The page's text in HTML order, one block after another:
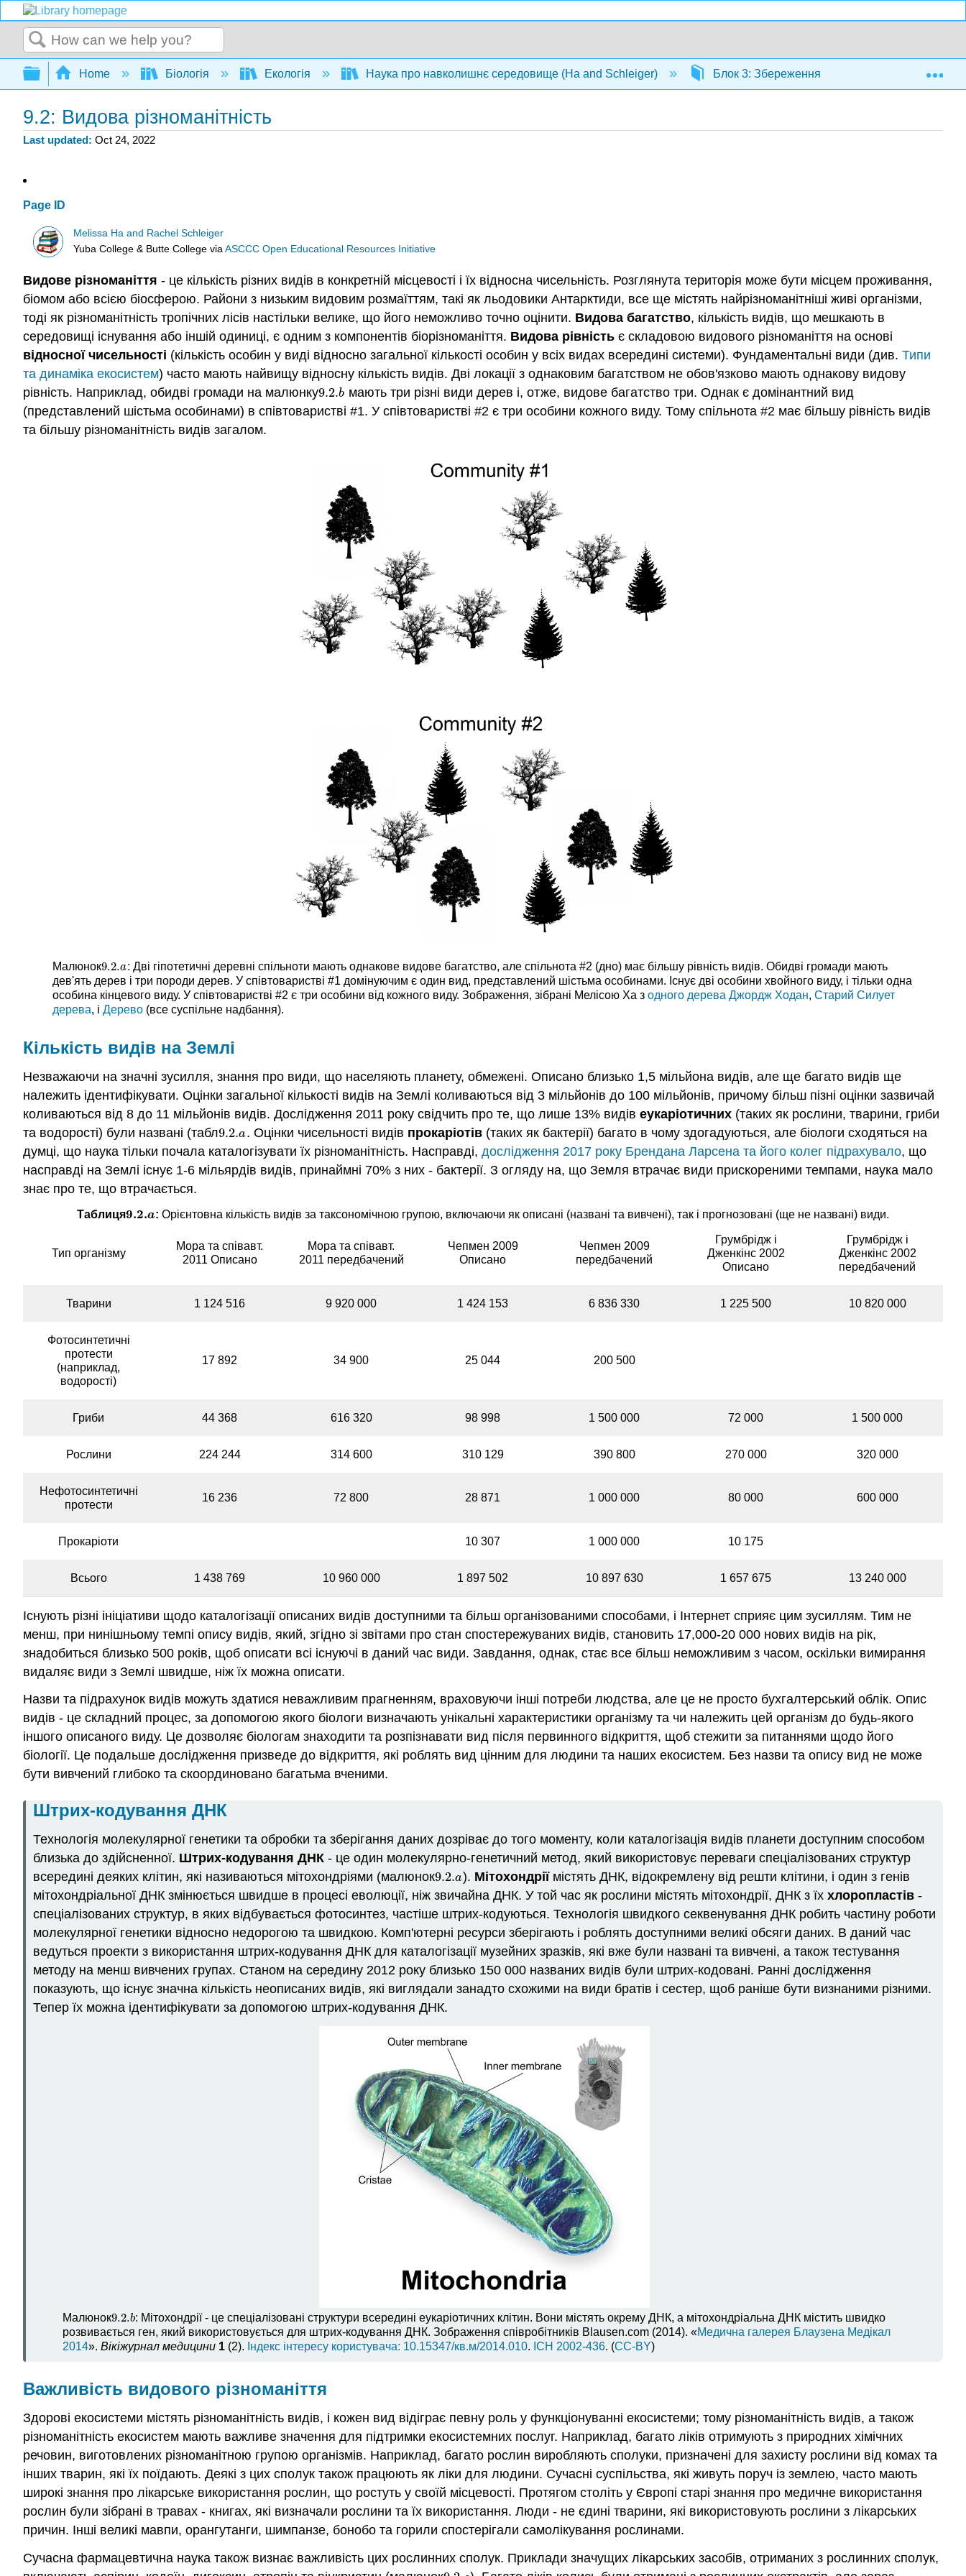
Search
Expand/collapse global hierarchy
Home Біологія Екологія Наука про навколишнє середовище (Ha and Schleiger) Блок 3: Збереження 9: Цінність
9.2: Видова різноманітність
Last updated Oct 24, 2022
Page ID
Melissa Ha and Rachel Schleiger
Yuba College & Butte Collegevia ASCCC Open Educational Resources Initiative
Видове різноманіття - це кількість різних видів в конкретній місцевості і їх відносна чисельність. Розглянута територія може бути місцем проживання,
біомом або всією біосферою. Райони з низьким видовим розмаїттям, такі як льодовики Антарктиди, все ще містять найрізноманітніші живі організми,
тоді як різноманітність тропічних лісів настільки велике, що його неможливо точно оцінити. Видова багатство, кількість видів, що мешкають в
середовищі існування або іншій одиниці, є одним з компонентів біорізноманіття. Видова рівність є складовою видового різноманіття на основі
відносної чисельності (кількість особин у виді відносно загальної кількості особин у всіх видах всередині системи). Фундаментальні види (див. Типи
та динаміка екосистем) часто мають найвищу відносну кількість видів. Дві локації з однаковим багатством не обов'язково мають однакову видову
рівність. Наприклад, обидві громади на малюнку9.2.b
9.2.b мають три різні види дерев і, отже, видове багатство три. Однак є домінантний вид
(представлений шістьма особинами) в співтоваристві #1. У співтоваристві #2 є три особини кожного виду. Тому спільнота #2 має більшу рівність видів
та більшу різноманітність видів загалом.
Малюнок9.2.a
9.2.a: Дві гіпотетичні деревні спільноти мають однакове видове багатство, але спільнота #2 (дно) має більшу рівність видів. Обидві громади мають
дев'ять дерев і три породи дерев. У співтоваристві #1 домінуючим є один вид, представлений шістьма особинами. Існує дві особини хвойного виду, і тільки одна
особина кінцевого виду. У співтоваристві #2 є три особини від кожного виду. Зображення, зібрані Мелісою Ха зодного дерева Джордж Ходан,Старий Силует
дерева, іДерево (все суспільне надбання).
Кількість видів на Землі
Незважаючи на значні зусилля, знання про види, що населяють планету, обмежені. Описано близько 1,5 мільйона видів, але ще багато видів ще
належить ідентифікувати. Оцінки загальної кількості видів на Землі коливаються від 3 мільйонів до 100 мільйонів, причому більш пізні оцінки зазвичай
коливаються від 8 до 11 мільйонів видів. Дослідження 2011 року свідчить про те, що лише 13% видів еукаріотичних (таких як рослини, тварини, гриби
та водорості) були названі (табл9.2.a
9.2.a. Оцінки чисельності видів прокаріотів(таких як бактерії) багато в чому здогадуються, але біологи сходяться на
думці, що наука тільки почала каталогізувати їх різноманітність. Насправді, дослідження 2017 року Брендана Ларсена та його колег підрахувало, що
насправді на Землі існує 1-6 мільярдів видів, принаймні 70% з них - бактерії. З огляду на, що Земля втрачає види прискореними темпами, наука мало
знає про те, що втрачається.
Таблиця9.2.a
9.2.a : Орієнтовна кількість видів за таксономічною групою, включаючи як описані (названі та вивчені), так і прогнозовані (ще не названі) види.
Тип організму
Мора та співавт.
2011 Описано
Мора та співавт.
2011 передбачений
Чепмен 2009
Описано
Чепмен 2009
передбачений
Грумбрідж і
Дженкінс 2002
Описано
Грумбрідж і
Дженкінс 2002
передбачений
Тварини 1 124 516 9 920 000 1 424 153 6 836 330 1 225 500 10 820 000
Фотосинтетичні
протести
(наприклад,
водорості)
17 892 34 900 25 044 200 500
Гриби 44 368 616 320 98 998 1 500 000 72 000 1 500 000
Рослини 224 244 314 600 310 129 390 800 270 000 320 000
Нефотосинтетичні
протести
16 236 72 800 28 871 1 000 000 80 000 600 000
Прокаріоти 10 307 1 000 000 10 175
Всього 1 438 769 10 960 000 1 897 502 10 897 630 1 657 675 13 240 000
Існують різні ініціативи щодо каталогізації описаних видів доступними та більш організованими способами, і Інтернет сприяє цим зусиллям. Тим не
менш, при нинішньому темпі опису видів, який, згідно зі звітами про стан спостережуваних видів, становить 17,000-20 000 нових видів на рік,
знадобиться близько 500 років, щоб описати всі існуючі в даний час види. Завдання, однак, стає все більш неможливим з часом, оскільки вимирання
видаляє види з Землі швидше, ніж їх можна описати.
Назви та підрахунок видів можуть здатися неважливим прагненням, враховуючи інші потреби людства, але це не просто бухгалтерський облік. Опис
видів - це складний процес, за допомогою якого біологи визначають унікальні характеристики організму та чи належить цей організм до будь-якого
іншого описаного виду. Це дозволяє біологам знаходити та розпізнавати вид після первинного відкриття, щоб стежити за питаннями щодо його
біології. Це подальше дослідження призведе до відкриття, які роблять вид цінним для людини та наших екосистем. Без назви та опису вид не може
бути вивчений глибоко та скоординовано багатьма вченими.
Штрих-кодування ДНК
Технологія молекулярної генетики та обробки та зберігання даних дозріває до того моменту, коли каталогізація видів планети доступним способом
близька до здійсненної. Штрих-кодування ДНК - це один молекулярно-генетичний метод, який використовує переваги спеціалізованих структур
всередині деяких клітин, які називаються мітохондріями (малюнок9.2.a
9.2.a). Мітохондріїмістять ДНК, відокремлену від решти клітини, і один з генів
мітохондріальної ДНК змінюється швидше в процесі еволюції, ніж звичайна ДНК. У той час як рослини містять мітохондрії, ДНК з їх хлоропластів -
спеціалізованих структур, в яких відбувається фотосинтез, частіше штрих-кодуються. Технологія швидкого секвенування ДНК робить частину роботи
молекулярної генетики відносно недорогою та швидкою. Комп'ютерні ресурси зберігають і роблять доступними великі обсяги даних. В даний час
ведуться проекти з використання штрих-кодування ДНК для каталогізації музейних зразків, які вже були названі та вивчені, а також тестування
методу на менш вивчених групах. Станом на середину 2012 року близько 150 000 названих видів були штрих-кодовані. Ранні дослідження
показують, що існує значна кількість неописаних видів, які виглядали занадто схожими на види братів і сестер, щоб раніше бути визнаними різними.
Тепер їх можна ідентифікувати за допомогою штрих-кодування ДНК.
Малюнок9.2.b
9.2.b: Мітохондрії - це спеціалізовані структури всередині еукаріотичних клітин. Вони містять окрему ДНК, а мітохондріальна ДНК містить швидко
розвивається ген, який використовується для штрих-кодування ДНК. Зображення співробітників Blausen.com (2014). «Медична галерея Блаузена Медікал
2014». Вікіжурнал медицини 1(2). Індекс інтересу користувача: 10.15347/кв.м/2014.010. ІСН 2002-436. (CC-BY)
Важливість видового різноманіття
Здорові екосистеми містять різноманітність видів, і кожен вид відіграє певну роль у функціонуванні екосистеми; тому різноманітність видів, а також
різноманітність екосистем мають важливе значення для підтримки екосистемних послуг. Наприклад, багато ліків отримують з природних хімічних
речовин, виготовлених різноманітною групою організмів. Наприклад, багато рослин виробляють сполуки, призначені для захисту рослини від комах та
інших тварин, які їх поїдають. Деякі з цих сполук також працюють як ліки для людини. Сучасні суспільства, які живуть поруч із землею, часто мають
широкі знання про лікарське використання рослин, що ростуть у своїй місцевості. Протягом століть у Європі старі знання про медичне використання
рослин були зібрані в травах - книгах, які визначали рослини та їх використання. Люди - не єдині тварини, які використовують рослини з лікарських
причин. Інші великі мавпи, орангутанги, шимпанзе, бонобо та горили спостерігали самолікування рослинами.
Сучасна фармацевтична наука також визнає важливість цих рослинних сполук. Приклади значущих лікарських засобів, отриманих з рослинних сполук,